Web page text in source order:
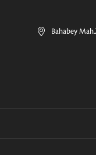
Bahabey